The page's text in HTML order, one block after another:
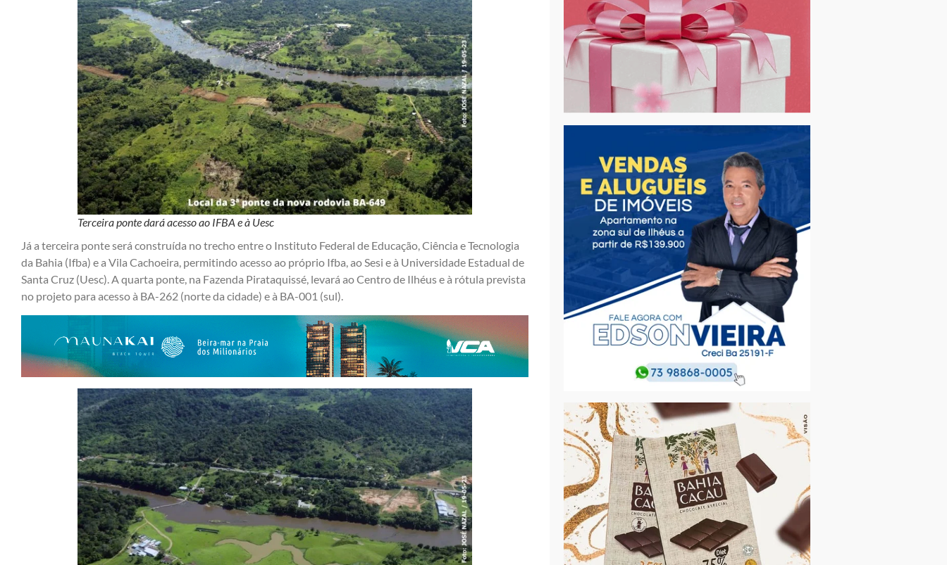
Terceira ponte dará acesso ao IFBA e à Uesc
Já a terceira ponte será construída no trecho entre o Instituto Federal de Educação, Ciência e Tecnologia
da Bahia (Ifba) e a Vila Cachoeira, permitindo acesso ao próprio Ifba, ao Sesi e à Universidade Estadual de
Santa Cruz (Uesc). A quarta ponte, na Fazenda Pirataquissé, levará ao Centro de Ilhéus e à rótula prevista
no projeto para acesso à BA-262 (norte da cidade) e à BA-001 (sul).